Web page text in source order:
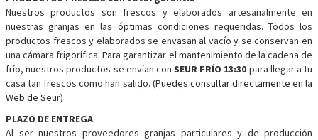
Nuestros productos son frescos y elaborados artesanalmente en
nuestras granjas en las óptimas condiciones requeridas. Todos los
productos frescos y elaborados se envasan al vacío y se conservan en
una cámara frigorífica. Para garantizar el mantenimiento de la cadena de
frío, nuestros productos se envían con SEUR FRÍO 13:30 para llegar a tu
casa tan frescos como han salido. (Puedes consultar directamente en la
Web de Seur)
PLAZO DE ENTREGA
Al ser nuestros proveedores granjas particulares y de producción